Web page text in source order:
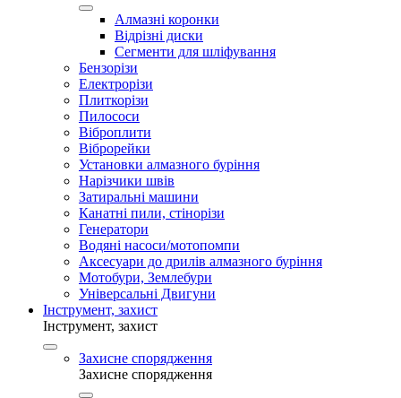
Алмазні коронки
Відрізні диски
Сегменти для шліфування
Бензорізи
Електрорізи
Плиткорізи
Пилососи
Віброплити
Віброрейки
Установки алмазного буріння
Нарізчики швів
Затиральні машини
Канатні пили, стінорізи
Генератори
Водяні насоси/мотопомпи
Аксесуари до дрилів алмазного буріння
Мотобури, Землебури
Універсальні Двигуни
Інструмент, захист
Інструмент, захист
Захисне спорядження
Захисне спорядження